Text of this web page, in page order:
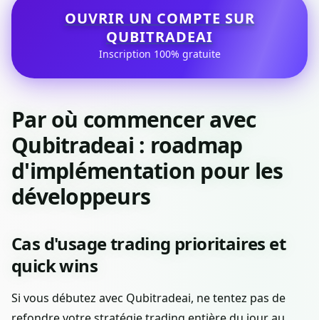
OUVRIR UN COMPTE SUR
QUBITRADEAI
Inscription 100% gratuite
Par où commencer avec
Qubitradeai : roadmap
d'implémentation pour les
développeurs
Cas d'usage trading prioritaires et
quick wins
Si vous débutez avec Qubitradeai, ne tentez pas de